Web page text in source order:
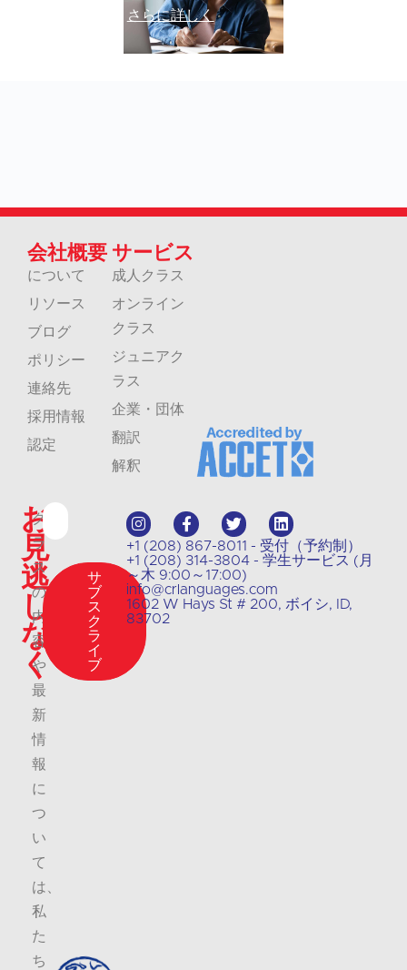
さらに詳しく
お
見
逃
し
な
く
ク
ラ
ス
の
内
容
や
最
新
情
報
に
つ
い
て
は、
私
た
ち
サ
ブ
ス
ク
ラ
イ
ブ
+1 (208) 867-8011 - 受付（予約制）
+1 (208) 314-3804 - 学生サービス (月
～木 9:00～17:00)
info@crlanguages.com
1602 W Hays St # 200, ボイシ, ID,
83702
会社概要
について
リソース
ブログ
ポリシー
連絡先
採用情報
認定
サービス
成人クラス
オンライン
クラス
ジュニアク
ラス
企業・団体
翻訳
解釈